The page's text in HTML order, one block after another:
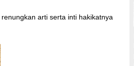
arti serta inti hakikatnya